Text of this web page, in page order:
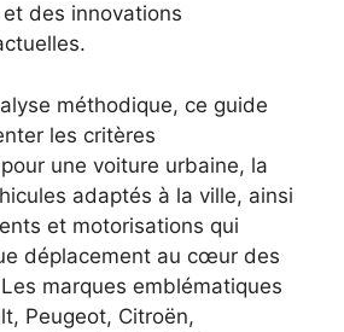
et des innovations
méthodique, ce guide
les critères
une voiture urbaine, la
adaptés à la ville, ainsi
et motorisations qui
déplacement au cœur des
marques emblématiques
Peugeot, Citroën,